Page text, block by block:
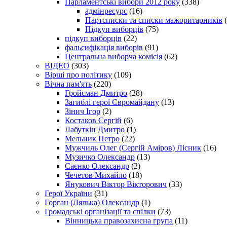
адмінресурс (16)
Партсписки та списки мажоритарників
Підкуп виборців (75)
підкуп виборців (22)
фальсифікація виборів (91)
Центральна виборча комісія (62)
ВІДЕО (303)
Вірші про політику (109)
Вічна пам'ять (220)
Гройсман Дмитро (28)
Загиблі герої Євромайдану (13)
Зінич Ігор (2)
Костаков Сергій (6)
Лабуткін Дмитро (1)
Мельник Петро (22)
Мужчиль Олег (Сергій Аміров) Лісник (16)
Музичко Олександр (13)
Саєнко Олександр (2)
Чечетов Михайло (18)
Янукович Віктор Вікторович (33)
Герої України (31)
Горган (Лялька) Олександр (1)
Громадські організації та спілки (73)
Вінницька правозахисна група (11)